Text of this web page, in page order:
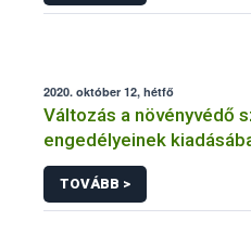
2020. október 12, hétfő
Változás a növényvédő
engedélyeinek
TOVÁBB >